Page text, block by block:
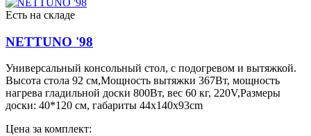
Есть на складе
NETTUNO '98
Универсальный консольный стол, с подогревом и вытяжкой.
Высота стола 92 см,Мощность вытяжки 367Вт, мощность
нагрева гладильной доски 800Вт, вес 60 кг, 220V,Размеры
доски: 40*120 см, габариты 44x140x93cm
Цена за комплект: